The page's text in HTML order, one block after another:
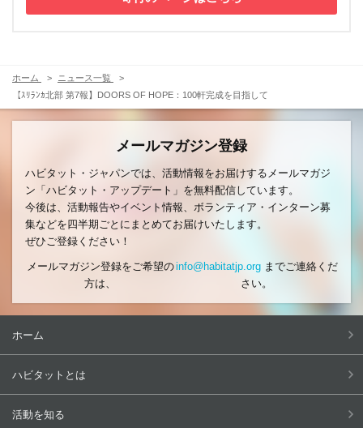
ホーム
ニュース一覧
【ｽﾘﾗﾝｶ北部 第7報】DOORS OF HOPE：100軒完成を目指して
メールマガジン登録
ハビタット・ジャパンでは、活動情報をお届けするメールマガジ
ン「ハビタット・アップデート」を無料配信しています。
今後は、活動報告やイベント情報、ボランティア・インターン募
集などを四半期ごとにまとめてお届けいたします。
ぜひご登録ください！
メールマガジン登録をご希望の
方は、
info@habitatjp.orgまでご連絡くだ
さい。
ホーム
ハビタットとは
活動を知る